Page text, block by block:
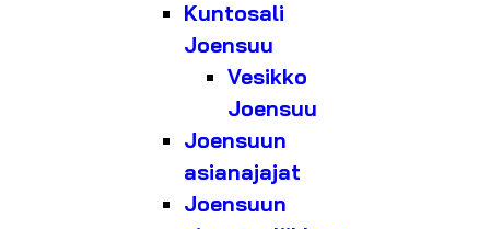
Kuntosali
Joensuu
Vesikko
Joensuu
Joensuun
asianajajat
Joensuun